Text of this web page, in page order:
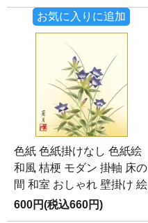
お気に入りに追加
色紙 色紙掛けなし 色紙絵
和風 桔梗 モダン 掛軸 床の
間 和室 おしゃれ 壁掛け 絵
600円(税込660円)